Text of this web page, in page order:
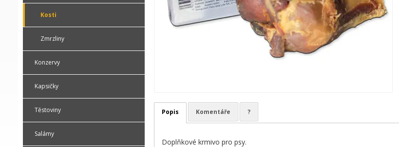
Kosti
Zmrzliny
Konzervy
Kapsičky
Těstoviny
Salámy
Popis Komentáře ?
Doplňkové krmivo pro psy.